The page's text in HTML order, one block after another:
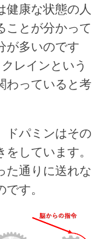
健康な状態の人
ことが分かって
が多いのです
レインという
わっていると考
ドパミンはその
しています。
た通りに送れな
す。